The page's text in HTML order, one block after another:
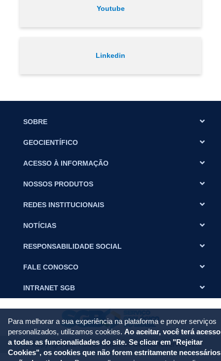
Youtube
Linkedin
SOBRE
GEOCIENTÍFICO
ACESSO À INFORMAÇÃO
NOSSOS PRODUTOS
REDES INSTITUCIONAIS
NOTÍCIAS
RESPONSABILIDADE SOCIAL
FALE CONOSCO
INTRANET SGB
© Copyright 2024 SGB. Todos os direitos reservados.
Para melhorar a sua experiência na plataforma e prover serviços
personalizados, utilizamos cookies. Ao aceitar, você terá acesso
a todas as funcionalidades do site. Se clicar em "Rejeitar
Cookies", os cookies que não forem estritamente necessários